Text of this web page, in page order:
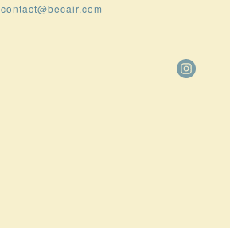
contact@becair.com